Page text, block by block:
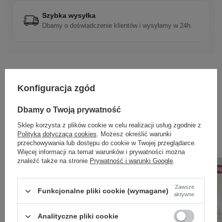
Szybka wysyłka
Dbamy o doświadczenie klientów i wysyłamy w 24h.
Zobacz również
50% NA DRUGĄ
Konfiguracja zgód
Dbamy o Twoją prywatność
Sklep korzysta z plików cookie w celu realizacji usług zgodnie z
Polityką dotyczącą cookies. Możesz określić warunki
przechowywania lub dostępu do cookie w Twojej przeglądarce.
Więcej informacji na temat warunków i prywatności można
znaleźć także na stronie Prywatność i warunki Google.
Funkcjonalne pliki cookie (wymagane)
Zawsze
aktywne
Analityczne pliki cookie